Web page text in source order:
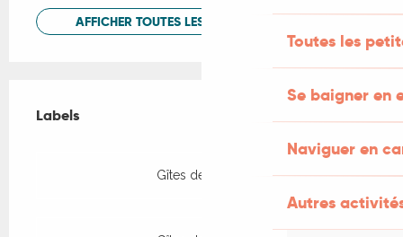
Toutes les
Se baigner en
Naviguer en
Autres
AFFICHER TOUTES LES PRESTATIONS
Labels
Labels
Gîtes de France